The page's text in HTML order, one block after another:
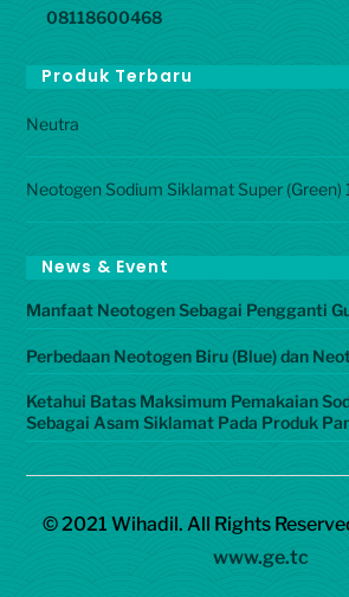
08118600468
Produk Terbaru
Neutra
Neotogen Sodium Siklamat Super (Green)
News & Event
Manfaat Neotogen Sebagai Pengganti
Perbedaan Neotogen Biru (Blue) dan
Ketahui Batas Maksimum Pemakaian
Sebagai Asam Siklamat Pada Produk
© 2021 Wihadil. All Rights
www.ge.tc